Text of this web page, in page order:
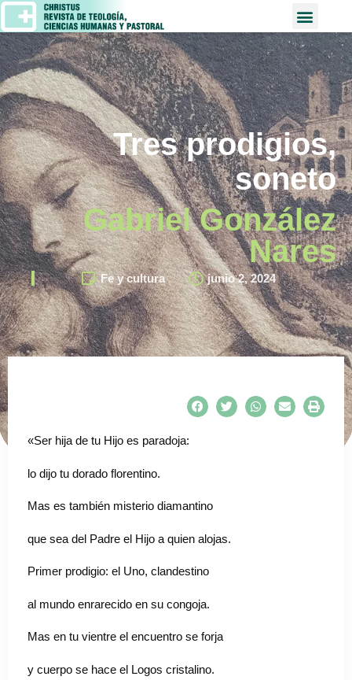
Tres prodigios,
soneto
Gabriel González
Nares
Fe y cultura junio 2, 2024
«Ser hija de tu Hijo es paradoja:
lo dijo tu dorado florentino.
Mas es también misterio diamantino
que sea del Padre el Hijo a quien alojas.
Primer prodigio: el Uno, clandestino
al mundo enrarecido en su congoja.
Mas en tu vientre el encuentro se forja
y cuerpo se hace el Logos cristalino.